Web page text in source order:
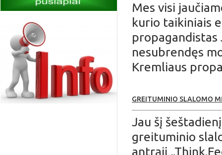
Mes visi
kurio taikiniais
propagandistas
nesubrendęs
Kremliaus
GREITUMINIO SLALOMO
Jau šį
greituminio
antrąjį